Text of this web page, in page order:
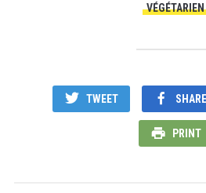
VÉGÉTARIEN
TWEET SHARE
PRINT